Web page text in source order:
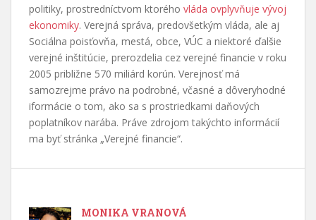
politiky, prostredníctvom ktorého vláda ovplyvňuje vývoj
ekonomiky. Verejná správa, predovšetkým vláda, ale aj
Sociálna poisťovňa, mestá, obce, VÚC a niektoré ďalšie
verejné inštitúcie, prerozdelia cez verejné financie v roku
2005 približne 570 miliárd korún. Verejnosť má
samozrejme právo na podrobné, včasné a dôveryhodné
iformácie o tom, ako sa s prostriedkami daňových
poplatníkov narába. Práve zdrojom takýchto informácií
ma byť stránka „Verejné financie“.
MONIKA VRANOVÁ